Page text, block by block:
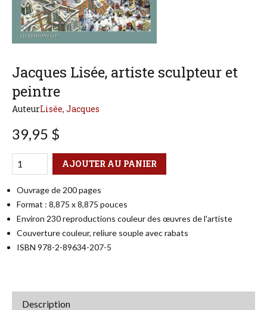
Jacques Lisée, artiste sculpteur et
peintre
AuteurLisée, Jacques
39,95 $
Qté
Format AJOUTER AU PANIER
Ouvrage de 200 pages
Format : 8,875 x 8,875 pouces
Environ 230 reproductions couleur des œuvres de l'artiste
Couverture couleur, reliure souple avec rabats
ISBN 978-2-89634-207-5
Description